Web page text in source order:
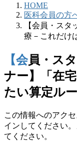
HOME
医科会員の方
【会員・ス
療－これだけ
【会員・スタッフ対象オンラインセミ
ナー】「在
たい算定ルー
この情報へのアク
インしてください
てください。